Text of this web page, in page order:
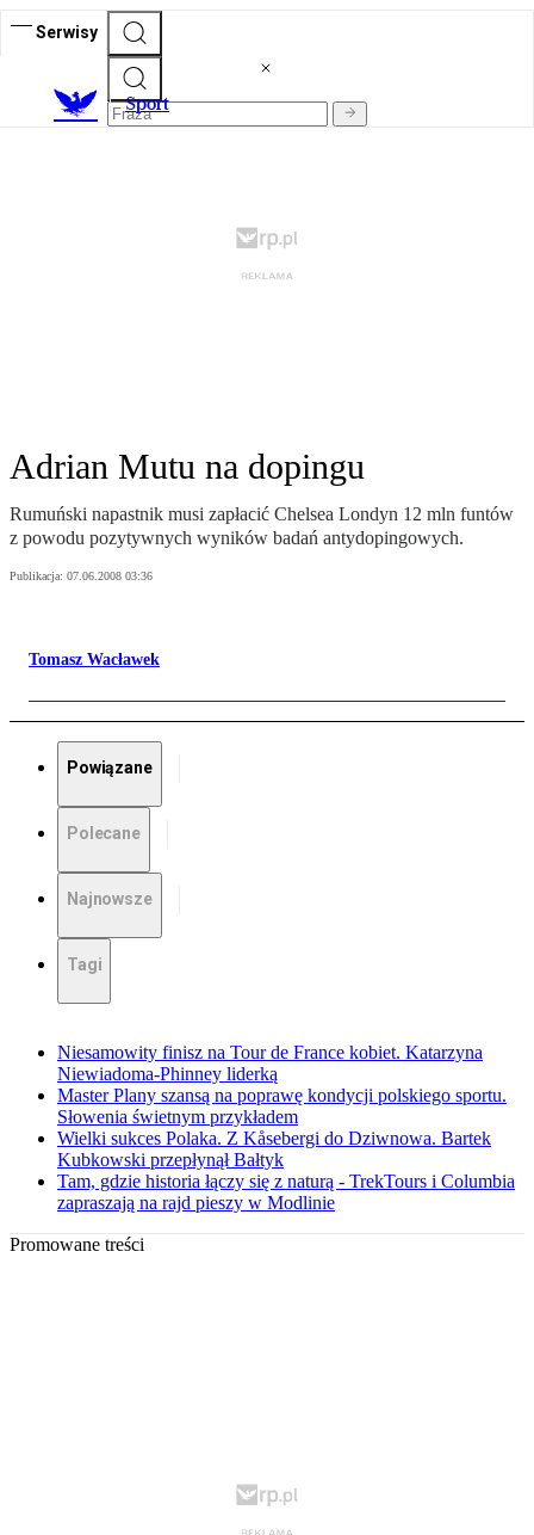
Serwisy
Sport
Adrian Mutu na dopingu
Rumuński napastnik musi zapłacić Chelsea Londyn 12 mln funtów
z powodu pozytywnych wyników badań antydopingowych.
Publikacja: 07.06.2008 03:36
Tomasz Wacławek
Powiązane
Polecane
Najnowsze
Tagi
Niesamowity finisz na Tour de France kobiet. Katarzyna
Niewiadoma-Phinney liderką
Master Plany szansą na poprawę kondycji polskiego sportu.
Słowenia świetnym przykładem
Wielki sukces Polaka. Z Kåsebergi do Dziwnowa. Bartek
Kubkowski przepłynął Bałtyk
Tam, gdzie historia łączy się z naturą - TrekTours i Columbia
zapraszają na rajd pieszy w Modlinie
Promowane treści